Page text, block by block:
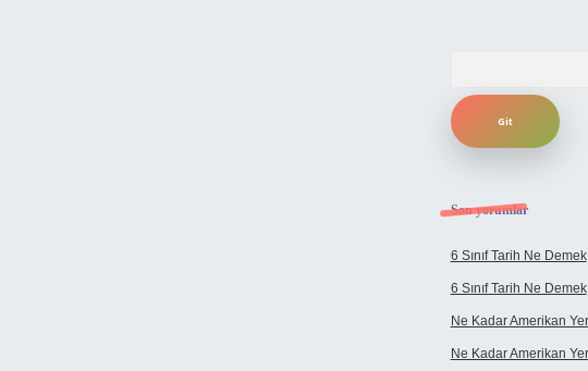
Son yorumlar
6 Sınıf Tarih Ne Demek
6 Sınıf Tarih Ne Demek
Ne Kadar Amerikan
Ne Kadar Amerikan